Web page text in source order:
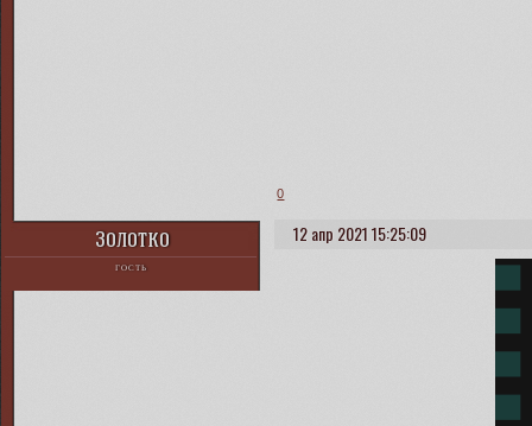
0
12 апр 2021 15:25:09
Золотко
ГОСТЬ